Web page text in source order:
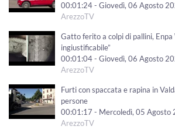
00:01:24 - Giovedì, 06 Agosto
ArezzoTV
Gatto ferito a colpi di pallini, Enpa
ingiustificabile”
00:01:04 - Giovedì, 06 Agosto
ArezzoTV
Furti con spaccata e rapina in
persone
00:01:17 - Mercoledì, 05 Agosto
ArezzoTV